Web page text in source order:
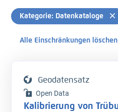
Kategorie: Datenkataloge
Alle Einschränkungen löschen
Geodatensatz
Open Data
Kalibrierung von